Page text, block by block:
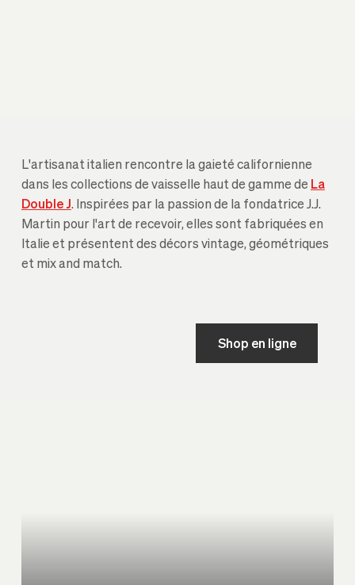
L'artisanat italien rencontre la gaieté californienne
dans les collections de vaisselle haut de gamme de La
Double J. Inspirées par la passion de la fondatrice J.J.
Martin pour l'art de recevoir, elles sont fabriquées en
Italie et présentent des décors vintage, géométriques
et mix and match.
Shop en ligne